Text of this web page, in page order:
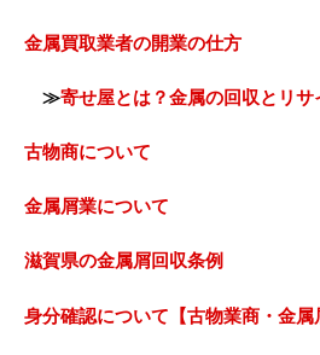
金属買取業者の開業の仕方
≫寄せ屋とは？金属の回収とリ
古物商について
金属屑業について
滋賀県の金属屑回収条例
身分確認について【古物業商・金属